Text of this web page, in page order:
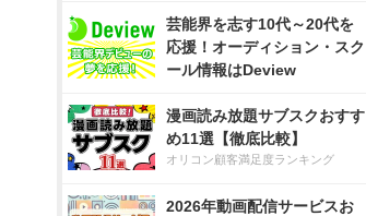
芸能界を志す10代～20代を
応援！オーディション・スク
ール情報はDeview
漫画読み放題サブスクおすす
め11選【徹底比較】
オリコン顧客満足度ランキング
2026年動画配信サービスお